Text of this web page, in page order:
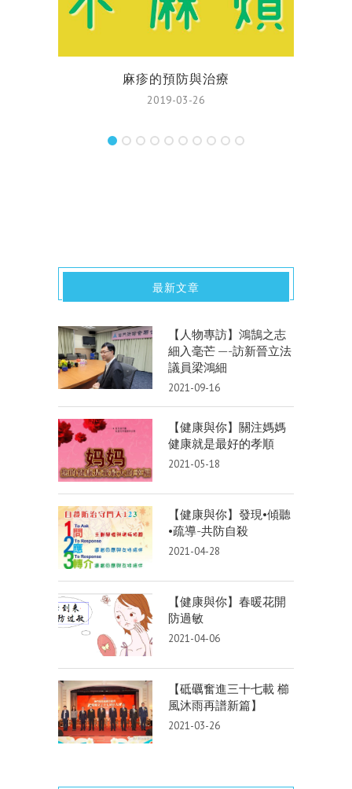
麻疹的預防與治療
2019-03-26
最新文章
【人物專訪】鴻鵠之志
細入毫芒 —-訪新晉立法
議員梁鴻細
2021-09-16
【健康與你】關注媽媽
健康就是最好的孝順
2021-05-18
【健康與你】發現•傾聽
•疏導-共防自殺
2021-04-28
【健康與你】春暖花開
防過敏
2021-04-06
【砥礪奮進三十七載 櫛
風沐雨再譜新篇】
2021-03-26